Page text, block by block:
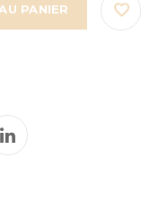
PANIER